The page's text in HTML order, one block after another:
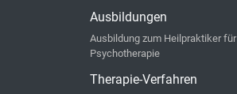
Ausbildungen
Ausbildung zum Heilpraktiker für
Psychotherapie
Therapie-Verfahren